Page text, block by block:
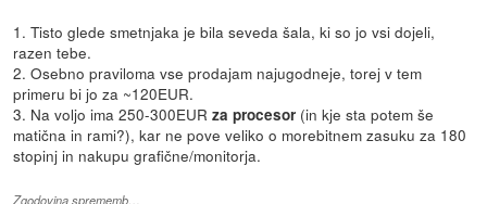
1. Tisto glede smetnjaka je bila seveda šala, ki so jo vsi dojeli,
razen tebe.
2. Osebno praviloma vse prodajam najugodneje, torej v tem
primeru bi jo za ~120EUR.
3. Na voljo ima 250-300EURza procesor (in kje sta potem še
matična in rami?), kar ne pove veliko o morebitnem zasuku za 180
stopinj in nakupu grafične/monitorja.
Zgodovina sprememb…